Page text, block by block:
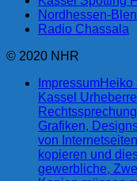
Nordhessen-
Radio Chassala
© 2020 NHR
Impressum
Kassel
Grafiken,
von
kopieren und
gewerbliche,